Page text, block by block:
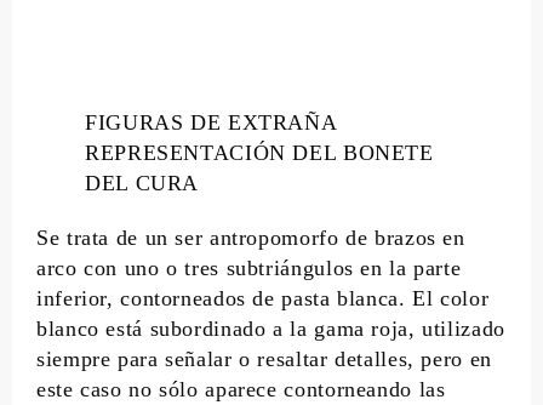
FIGURAS DE EXTRAÑA
REPRESENTACIÓN DEL BONETE
DEL CURA
Se trata de un ser antropomorfo de brazos en
arco con uno o tres subtriángulos en la parte
inferior, contorneados de pasta blanca. El color
blanco está subordinado a la gama roja, utilizado
siempre para señalar o resaltar detalles, pero en
este caso no sólo aparece contorneando las